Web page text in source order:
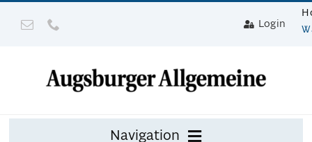
Inhalt
Login
Navigation